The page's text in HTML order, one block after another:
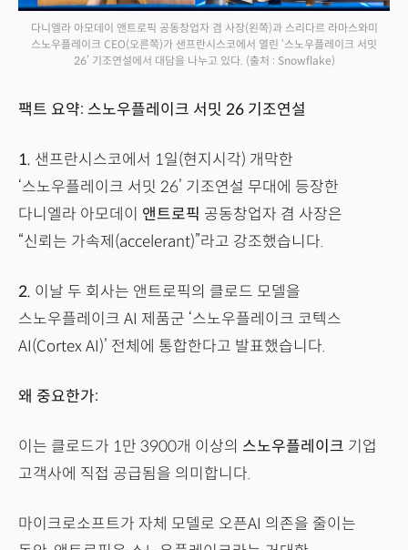
다니엘라 아모데이 앤트로픽 공동창업자 겸 사장(왼쪽)과 스리다르 라마스와미
스노우플레이크 CEO(오른쪽)가 샌프란시스코에서 열린 ‘스노우플레이크 서밋
26’ 기조연설에서 대담을 나누고 있다. (출처 : Snowflake)
팩트 요약: 스노우플레이크 서밋 26 기조연설
1. 샌프란시스코에서 1일(현지시각) 개막한
‘스노우플레이크 서밋 26’ 기조연설 무대에 등장한
다니엘라 아모데이 앤트로픽 공동창업자 겸 사장은
“신뢰는 가속제(accelerant)”라고 강조했습니다.
2. 이날 두 회사는 앤트로픽의 클로드 모델을
스노우플레이크 AI 제품군 ‘스노우플레이크 코텍스
AI(Cortex AI)’ 전체에 통합한다고 발표했습니다.
왜 중요한가:
이는 클로드가 1만 3900개 이상의 스노우플레이크 기업
고객사에 직접 공급됨을 의미합니다.
마이크로소프트가 자체 모델로 오픈AI 의존을 줄이는